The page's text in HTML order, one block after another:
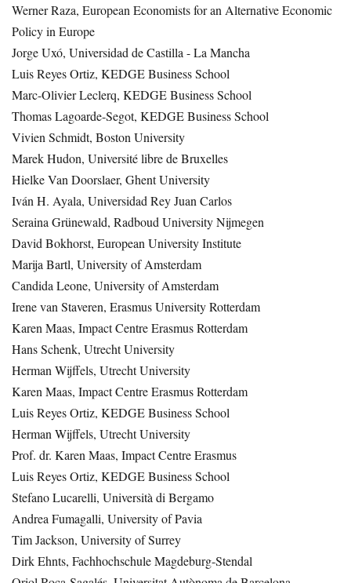
Werner Raza, European Economists for an Alternative Economic
Policy in Europe
Jorge Uxó, Universidad de Castilla - La Mancha
Luis Reyes Ortiz, KEDGE Business School
Marc-Olivier Leclerq, KEDGE Business School
Thomas Lagoarde-Segot, KEDGE Business School
Vivien Schmidt, Boston University
Marek Hudon, Université libre de Bruxelles
Hielke Van Doorslaer, Ghent University
Iván H. Ayala, Universidad Rey Juan Carlos
Seraina Grünewald, Radboud University Nijmegen
David Bokhorst, European University Institute
Marija Bartl, University of Amsterdam
Candida Leone, University of Amsterdam
Irene van Staveren, Erasmus University Rotterdam
Karen Maas, Impact Centre Erasmus Rotterdam
Hans Schenk, Utrecht University
Herman Wijffels, Utrecht University
Karen Maas, Impact Centre Erasmus Rotterdam
Luis Reyes Ortiz, KEDGE Business School
Herman Wijffels, Utrecht University
Prof. dr. Karen Maas, Impact Centre Erasmus
Luis Reyes Ortiz, KEDGE Business School
Stefano Lucarelli, Università di Bergamo
Andrea Fumagalli, University of Pavia
Tim Jackson, University of Surrey
Dirk Ehnts, Fachhochschule Magdeburg-Stendal